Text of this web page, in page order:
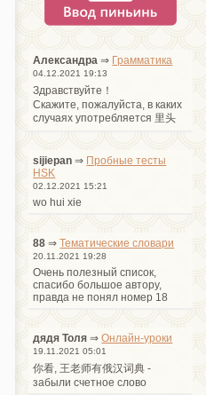
Александра ⇒ Грамматика
04.12.2021 19:13
Здравствуйте！
Cкажите, пожалуйста, в каких
случаях употребляется 里头
sijiepan ⇒ Пробные тесты
HSK
02.12.2021 15:21
wo hui xie
88 ⇒Тематические словари
20.11.2021 19:28
Очень полезный список,
спасибо большое автору,
правда не понял номер 18
дядя Толя ⇒Онлайн-уроки
19.11.2021 05:01
你看, 王老师有俄汉词典 -
забыли счетное слово